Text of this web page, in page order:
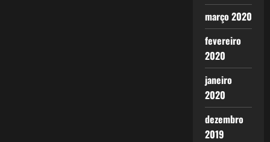
março 2020
fevereiro
2020
janeiro
2020
dezembro
2019